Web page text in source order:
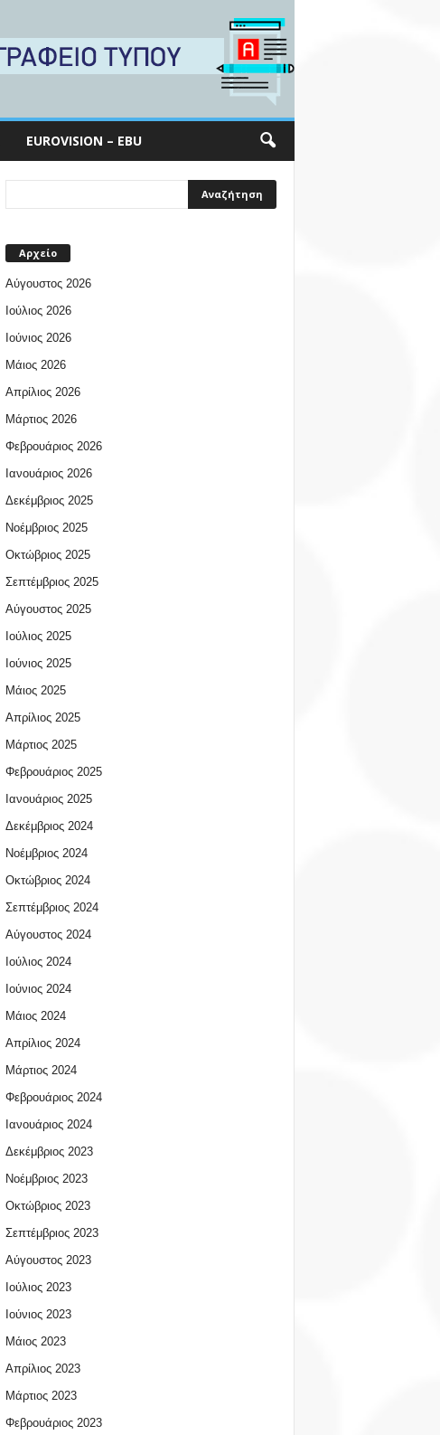
EUROVISION – EBU
Αρχείο
Αύγουστος 2026
Ιούλιος 2026
Ιούνιος 2026
Μάιος 2026
Απρίλιος 2026
Μάρτιος 2026
Φεβρουάριος 2026
Ιανουάριος 2026
Δεκέμβριος 2025
Νοέμβριος 2025
Οκτώβριος 2025
Σεπτέμβριος 2025
Αύγουστος 2025
Ιούλιος 2025
Ιούνιος 2025
Μάιος 2025
Απρίλιος 2025
Μάρτιος 2025
Φεβρουάριος 2025
Ιανουάριος 2025
Δεκέμβριος 2024
Νοέμβριος 2024
Οκτώβριος 2024
Σεπτέμβριος 2024
Αύγουστος 2024
Ιούλιος 2024
Ιούνιος 2024
Μάιος 2024
Απρίλιος 2024
Μάρτιος 2024
Φεβρουάριος 2024
Ιανουάριος 2024
Δεκέμβριος 2023
Νοέμβριος 2023
Οκτώβριος 2023
Σεπτέμβριος 2023
Αύγουστος 2023
Ιούλιος 2023
Ιούνιος 2023
Μάιος 2023
Απρίλιος 2023
Μάρτιος 2023
Φεβρουάριος 2023